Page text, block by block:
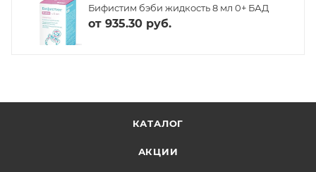
Бифистим бэби жидкость 8 мл 0+ БАД
от 935.30 руб.
КАТАЛОГ
АКЦИИ